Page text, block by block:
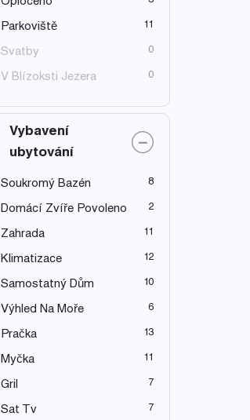
Parkoviště 11
Svatby 0
V Blízoksti Jezera 0
Vybavení
ubytování
Soukromý Bazén 8
Domácí Zvíře Povoleno 2
Zahrada 11
Klimatizace 12
Samostatný Dům 10
Výhled Na Moře 6
Pračka 13
Myčka 11
Gril 7
Sat Tv 7